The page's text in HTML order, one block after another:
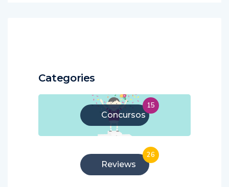
Categories
Concursos
15
Reviews
26